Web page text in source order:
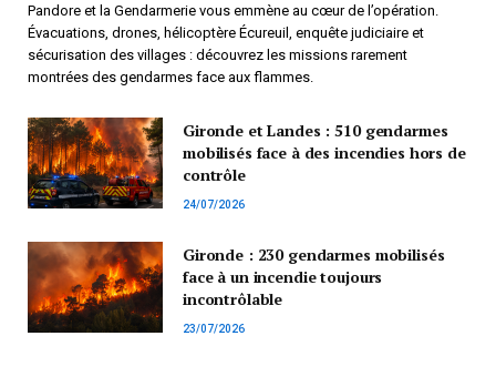
Pandore et la Gendarmerie vous emmène au cœur de l’opération.
Évacuations, drones, hélicoptère Écureuil, enquête judiciaire et
sécurisation des villages : découvrez les missions rarement
montrées des gendarmes face aux flammes.
Gironde et Landes : 510 gendarmes
mobilisés face à des incendies hors de
contrôle
24/07/2026
Gironde : 230 gendarmes mobilisés
face à un incendie toujours
incontrôlable
23/07/2026